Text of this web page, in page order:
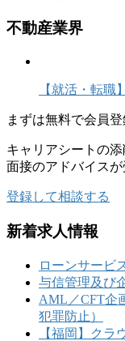
不動産業界
【就活・転職
まずは無料で会員登
キャリアシートの
面接のアドバイス
登録して相談する
新着求人情報
ローンサービ
与信管理及び
AML／CFT企
犯罪防止）
【福岡】クラ